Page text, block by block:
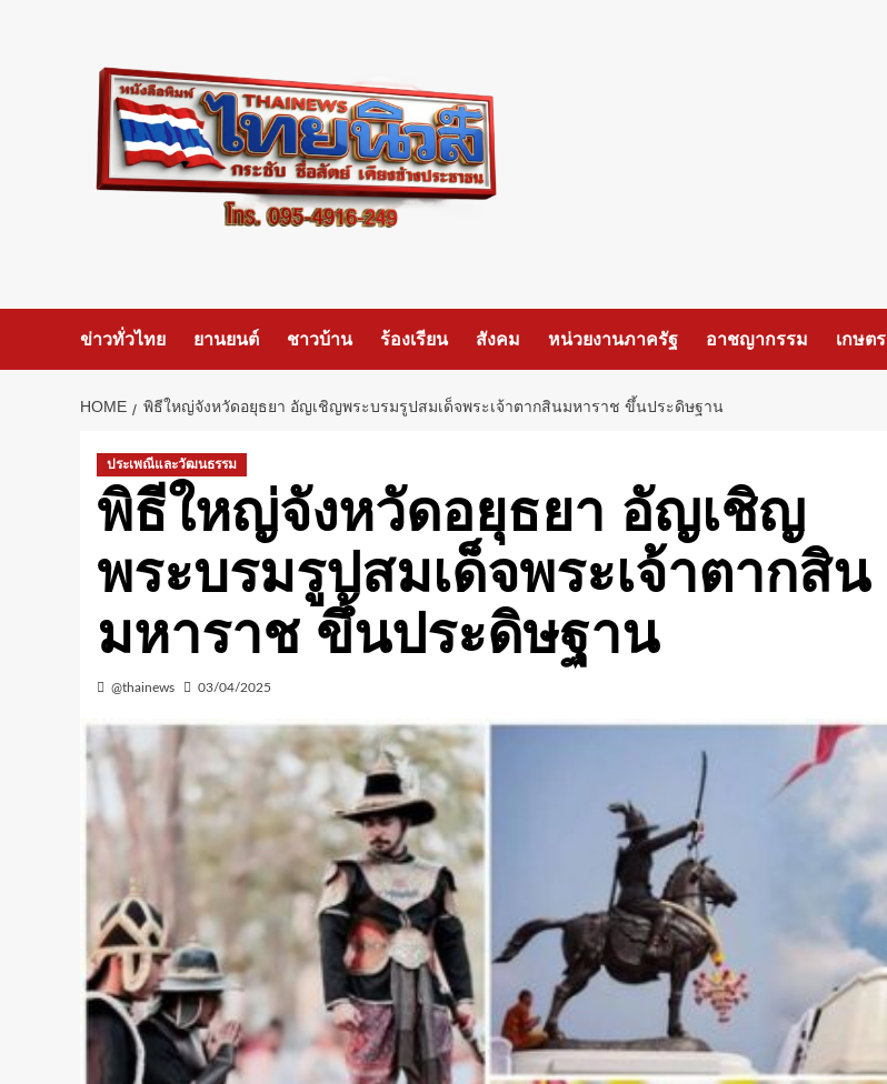
ข่าวทั่วไทย ยานยนต์ ชาวบ้าน ร้องเรียน สังคม หน่วยงานภาครัฐ อาชญากรรม เกษตร
HOME พิธีใหญ่จังหวัดอยุธยา อัญเชิญพระบรมรูปสมเด็จพระเจ้าตากสินมหาราช ขึ้นประดิษฐาน
ประเพณีและวัฒนธรรม
พิธีใหญ่จังหวัดอยุธยา อัญเชิญ
พระบรมรูปสมเด็จพระเจ้าตากสิน
มหาราช ขึ้นประดิษฐาน
@thainews 03/04/2025